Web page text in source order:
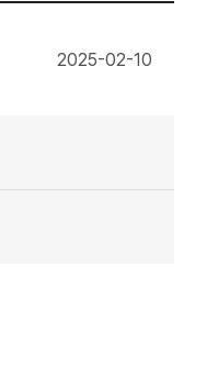
2025-02-10